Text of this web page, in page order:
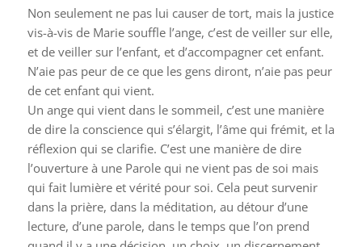
Non seulement ne pas lui causer de tort, mais la justice
vis-à-vis de Marie souffle l’ange, c’est de veiller sur elle,
et de veiller sur l’enfant, et d’accompagner cet enfant.
N’aie pas peur de ce que les gens diront, n’aie pas peur
de cet enfant qui vient.
Un ange qui vient dans le sommeil, c’est une manière
de dire la conscience qui s’élargit, l’âme qui frémit, et la
réflexion qui se clarifie. C’est une manière de dire
l’ouverture à une Parole qui ne vient pas de soi mais
qui fait lumière et vérité pour soi. Cela peut survenir
dans la prière, dans la méditation, au détour d’une
lecture, d’une parole, dans le temps que l’on prend